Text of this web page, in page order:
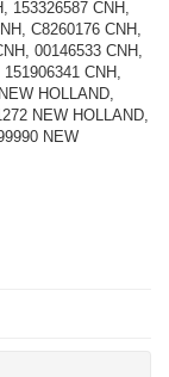
153326587 CNH,
C8260176 CNH,
00146533 CNH,
CNH,
HOLLAND,
NEW HOLLAND,
NEW